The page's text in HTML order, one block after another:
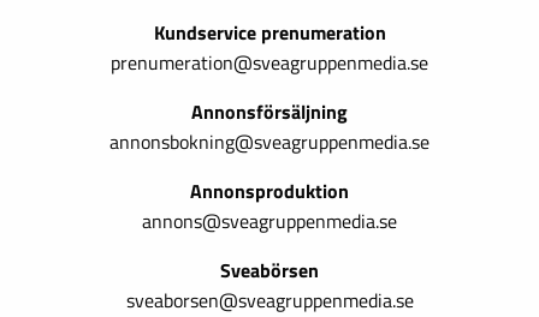
Kundservice prenumeration
prenumeration@sveagruppenmedia.se
Annonsförsäljning
annonsbokning@sveagruppenmedia.se
Annonsproduktion
annons@sveagruppenmedia.se
Sveabörsen
sveaborsen@sveagruppenmedia.se